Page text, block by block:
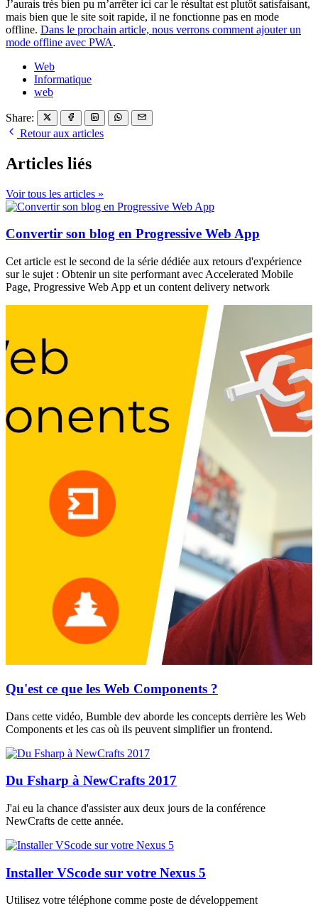
J’aurais très bien pu m’arrêter ici car le résultat est plutôt satisfaisant,
mais bien que le site soit rapide, il ne fonctionne pas en mode
offline. Dans le prochain article, nous verrons comment ajouter un
mode offline avec PWA.
Web
Informatique
web
Share:
Retour aux articles
Articles liés
Voir tous les articles »
Convertir son blog en Progressive Web App
Cet article est le second de la série dédiée aux retours d'expérience
sur le sujet : Obtenir un site performant avec Accelerated Mobile
Page, Progressive Web App et un content delivery network
Qu'est ce que les Web Components ?
Dans cette vidéo, Bumble dev aborde les concepts derrière les Web
Components et les cas où ils peuvent simplifier un frontend.
Du Fsharp à NewCrafts 2017
J'ai eu la chance d'assister aux deux jours de la conférence
NewCrafts de cette année.
Installer VScode sur votre Nexus 5
Utilisez votre téléphone comme poste de développement